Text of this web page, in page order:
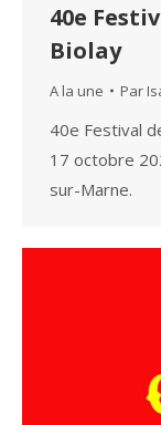
40e
Biolay
A la une Par
40e Festival
17 octobre
sur-Marne.